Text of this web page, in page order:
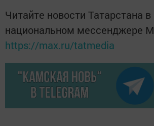
Читайте новости Татарстана в
национальном мессенджере
https://max.ru/tatmedia